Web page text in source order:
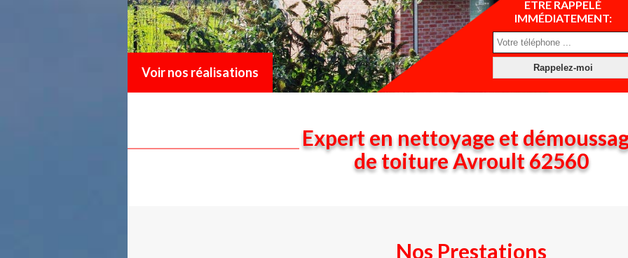
Voir nos réalisations
ETRE RAPPELÉ
IMMÉDIATEMENT:
Expert en nettoyage et
de toiture Avroult 62560
Nos Prestations